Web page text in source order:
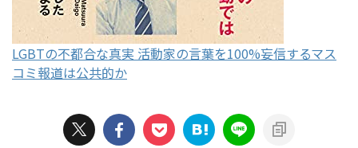
LGBTの不都合な真実 活動家の言葉を100%妄信するマス
コミ報道は公共的か